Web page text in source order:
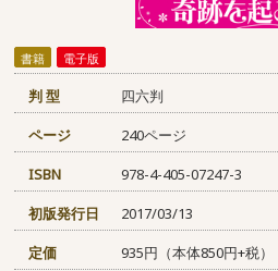
書籍 電子版
判 型
四六判
ページ
240ページ
ISBN
978-4-405-07247-3
初版発行日
2017/03/13
定価
935円（本体850円+税）